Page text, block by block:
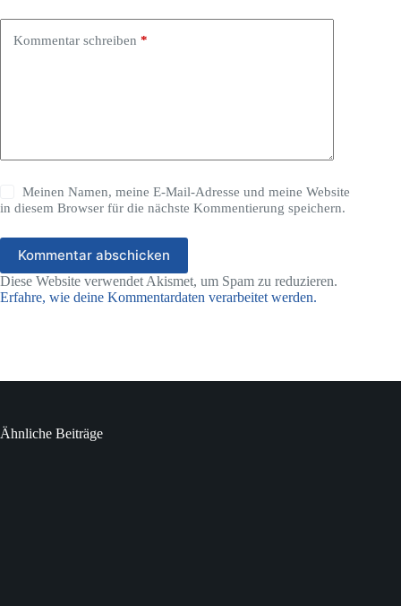
Kommentar schreiben *
Meinen Namen, meine E-Mail-Adresse und meine Website
in diesem Browser für die nächste Kommentierung speichern.
Kommentar abschicken
Diese Website verwendet Akismet, um Spam zu reduzieren.
Erfahre, wie deine Kommentardaten verarbeitet werden.
Ähnliche Beiträge